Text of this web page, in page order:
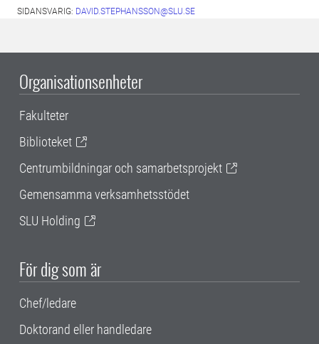
SIDANSVARIG: DAVID.STEPHANSSON@SLU.SE
Organisationsenheter
Fakulteter
Biblioteket
Centrumbildningar och samarbetsprojekt
Gemensamma verksamhetsstödet
SLU Holding
För dig som är
Chef/ledare
Doktorand eller handledare